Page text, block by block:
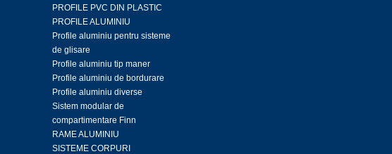
PROFILE PVC DIN PLASTIC
PROFILE ALUMINIU
Profile aluminiu pentru sisteme
de glisare
Profile aluminiu tip maner
Profile aluminiu de bordurare
Profile aluminiu diverse
Sistem modular de
compartimentare Finn
RAME ALUMINIU
SISTEME CORPURI